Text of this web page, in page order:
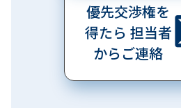
優先交渉権を
得たら 担当者
からご連絡